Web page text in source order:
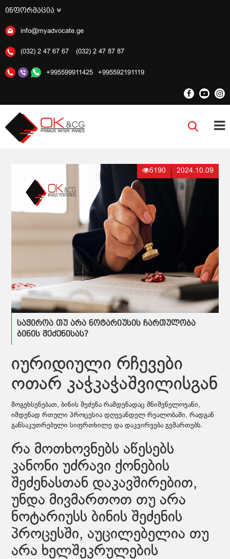
ინფორმაცია
info@myadvocate.ge
(032) 2 47 67 67 (032) 2 47 87 87
+995599911425 +995592191119
5190 2024.10.09
საჭიროა თუ არა ნოტარიუსის ჩართულობა
ბინის შეძენისას?
იურიდიული რჩევები
ოთარ კაჭკაჭაშვილისგან
მოგეხსენებათ, ბინის შეძენა რამდენადაც მნიშვნელოვანი,
იმდენად რთული პროცესია დღევანდელ რეალობაში, რადგან
განსაკუთრებული სიფრთხილე და დაკვირვება გვმართებს.
რა მოთხოვნებს აწესებს
კანონი უძრავი ქონების
შეძენასთან დაკავშირებით,
უნდა მივმართოთ თუ არა
ნოტარიუსს ბინის შეძენის
პროცესში, აუცილებელია თუ
არა ხელშეკრულების